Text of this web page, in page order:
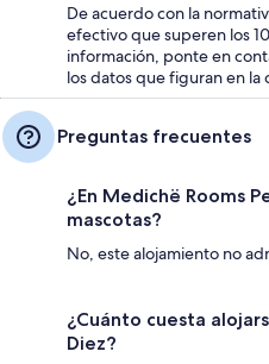
De acuerdo con la
efectivo que superen los
información, ponte en
los datos que figuran en la
Preguntas frecuentes
¿En Medichë Rooms
mascotas?
No, este alojamiento no
¿Cuánto cuesta
Diez?